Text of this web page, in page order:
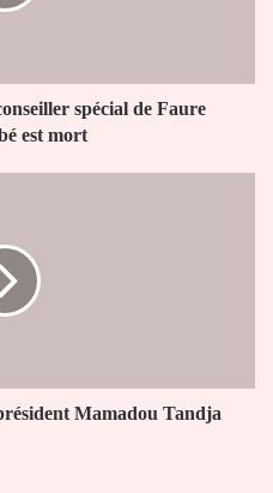
spécial de Faure
est mort
Mamadou Tandja